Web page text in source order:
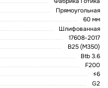
Прямоугольная
60 мм
Шлифованная
17608-2017
В25 (М350)
Btb 3.6
F200
≤6
G2